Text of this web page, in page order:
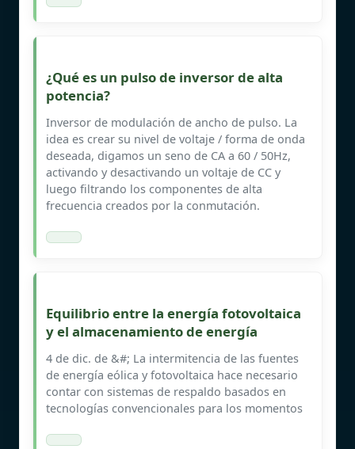
¿Qué es un pulso de inversor de alta
potencia?
Inversor de modulación de ancho de pulso. La
idea es crear su nivel de voltaje / forma de onda
deseada, digamos un seno de CA a 60 / 50Hz,
activando y desactivando un voltaje de CC y
luego filtrando los componentes de alta
frecuencia creados por la conmutación.
Equilibrio entre la energía fotovoltaica
y el almacenamiento de energía
4 de dic. de &#; La intermitencia de las fuentes
de energía eólica y fotovoltaica hace necesario
contar con sistemas de respaldo basados en
tecnologías convencionales para los momentos